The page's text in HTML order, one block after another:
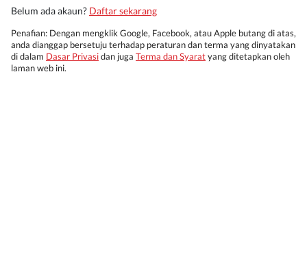
Belum ada akaun? Daftar sekarang
Penafian: Dengan mengklik Google, Facebook, atau Apple butang di atas,
anda dianggap bersetuju terhadap peraturan dan terma yang dinyatakan
di dalam Dasar Privasidan juga Terma dan Syaratyang ditetapkan oleh
laman web ini.